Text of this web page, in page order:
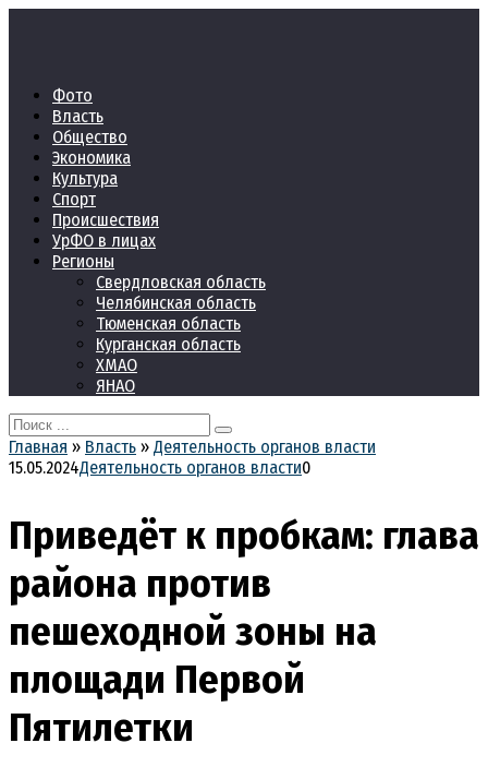
Фото
Власть
Общество
Экономика
Культура
Спорт
Происшествия
УрФО в лицах
Регионы
Свердловская область
Челябинская область
Тюменская область
Курганская область
ХМАО
ЯНАО
Search
for:
Главная » Власть » Деятельность органов власти
15.05.2024Деятельность органов власти0
Приведёт к пробкам: глава
района против
пешеходной зоны на
площади Первой
Пятилетки